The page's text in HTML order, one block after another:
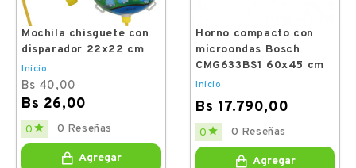
Mochila chisguete con
disparador 22x22 cm
Inicio
Bs 40,00
Bs 26,00
Regular
price
Price
0  0 Reseñas
Agregar
Horno compacto con
microondas Bosch
CMG633BS1 60x45 cm
Inicio
Bs 17.790,00
Price
0  0 Reseñas
Agregar